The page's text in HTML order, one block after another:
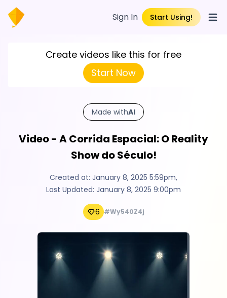
Sign In Start Using!
Create videos like this for free
Start Now
Made withAI
Video - A Corrida Espacial: O Reality
Show do Século!
Created at: January 8, 2025 5:59pm,
Last Updated: January 8, 2025 9:00pm
6 #Wy540Z4j